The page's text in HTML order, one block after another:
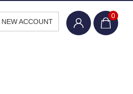
0
ACCOUNT